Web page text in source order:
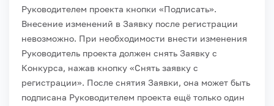
Руководителем проекта кнопки «Подписать».
Внесение изменений в Заявку после регистрации
невозможно. При необходимости внести изменения
Руководитель проекта должен снять Заявку с
Конкурса, нажав кнопку «Снять заявку с
регистрации». После снятия Заявки, она может быть
подписана Руководителем проекта ещё только один